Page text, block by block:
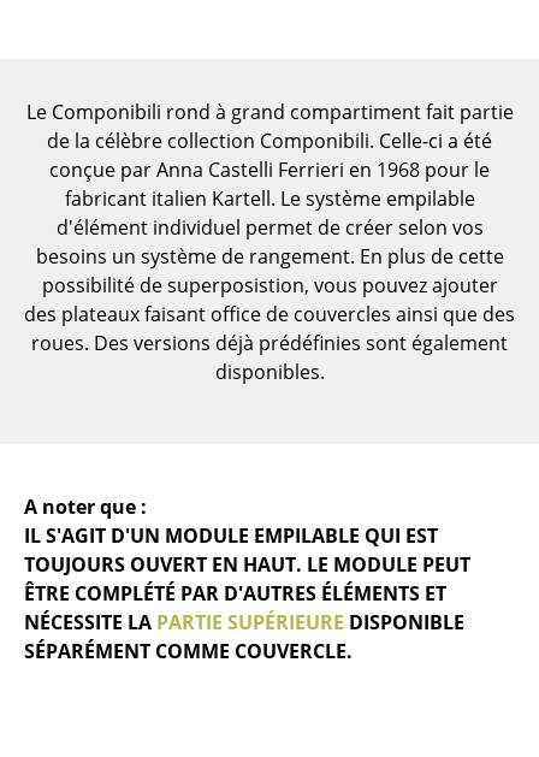
Pièces détachées
... voir toutes les tables
Rangements
Étagères & Armoires
Bibliothèques
Caissons roulants et Meubles d’appoint
Meubles de bar
Garde-robes
Le Componibili rond à grand compartiment fait partie
de la célèbre collection Componibili. Celle-ci a été
conçue par Anna Castelli Ferrieri en 1968 pour le
fabricant italien Kartell. Le système empilable
d'élément individuel permet de créer selon vos
besoins un système de rangement. En plus de cette
possibilité de superposistion, vous pouvez ajouter
des plateaux faisant office de couvercles ainsi que des
roues. Des versions déjà prédéfinies sont également
disponibles.
A noter que :
IL S'AGIT D'UN MODULE EMPILABLE QUI EST
TOUJOURS OUVERT EN HAUT. LE MODULE PEUT
ÊTRE COMPLÉTÉ PAR D'AUTRES ÉLÉMENTS ET
NÉCESSITE LA PARTIE SUPÉRIEURE DISPONIBLE
SÉPARÉMENT COMME COUVERCLE.